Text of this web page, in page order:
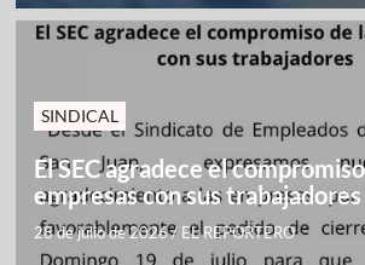
SINDICAL
El SEC agradece el
empresas con sus trabajadores
28 de julio de 2026/ EL REPORTERO